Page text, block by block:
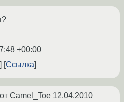
+00:00
Ссылка
от Camel_Toe 12.04.2010